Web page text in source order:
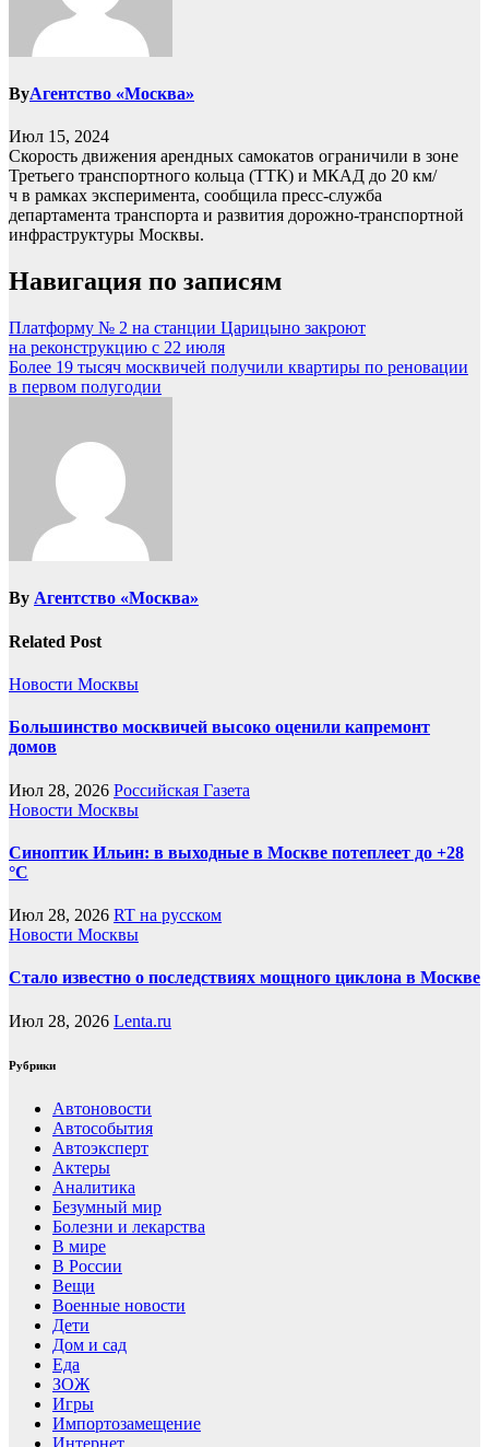
ByАгентство «Москва»
Июл 15, 2024
Скорость движения арендных самокатов ограничили в зоне
Третьего транспортного кольца (ТТК) и МКАД до 20 км/
ч в рамках эксперимента, сообщила пресс-служба
департамента транспорта и развития дорожно-транспортной
инфраструктуры Москвы.
Навигация по записям
Платформу № 2 на станции Царицыно закроют
на реконструкцию с 22 июля
Более 19 тысяч москвичей получили квартиры по реновации
в первом полугодии
By Агентство «Москва»
Related Post
Новости Москвы
Большинство москвичей высоко оценили капремонт
домов
Июл 28, 2026 Российская Газета
Новости Москвы
Синоптик Ильин: в выходные в Москве потеплеет до +28
°C
Июл 28, 2026 RT на русском
Новости Москвы
Стало известно о последствиях мощного циклона в Москве
Июл 28, 2026 Lenta.ru
Рубрики
Автоновости
Автособытия
Автоэксперт
Актеры
Аналитика
Безумный мир
Болезни и лекарства
В мире
В России
Вещи
Военные новости
Дети
Дом и сад
Еда
ЗОЖ
Игры
Импортозамещение
Интернет